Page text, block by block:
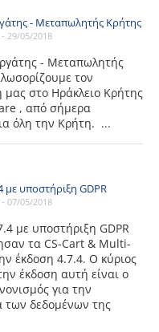
- Μεταπωλητής Κρήτης
29/05/2018
- Μεταπωλητής
τον
μας στο Ηράκλειο Κρήτης
, από σήμερα
όλη την Κρήτη. ...
με υποστήριξη GDPR
07/05/2018
με υποστήριξη GDPR
τα CS-Cart & Multi-
έκδοση 4.7.4. Ο κύριος
έκδοση αυτή είναι ο
για την
των δεδομένων της